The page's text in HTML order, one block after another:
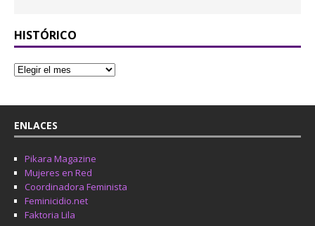
HISTÓRICO
ENLACES
Pikara Magazine
Mujeres en Red
Coordinadora Feminista
Feminicidio.net
Faktoria Lila